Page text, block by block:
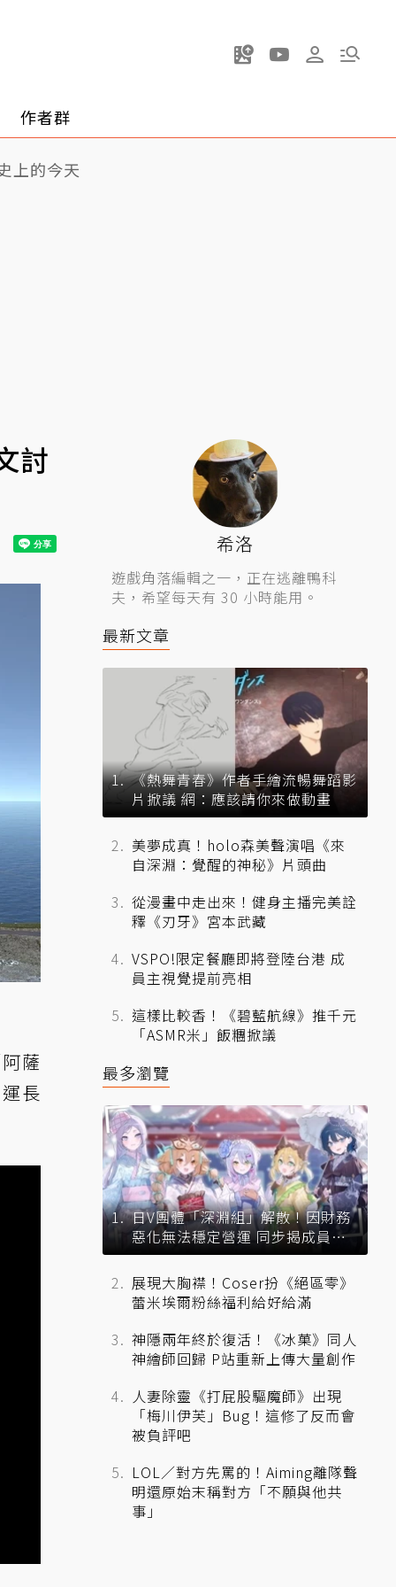
作者群
上的今天
討
薩
長
希洛
遊戲角落編輯之一，正在逃離鴨科
夫，希望每天有 30 小時能用。
最新文章
《熱舞青春》作者手繪流暢舞蹈影
片掀議 網：應該請你來做動畫
美夢成真！holo森美聲演唱《來
自深淵：覺醒的神秘》片頭曲
從漫畫中走出來！健身主播完美詮
釋《刃牙》宮本武藏
VSPO!限定餐廳即將登陸台港 成
員主視覺提前亮相
這樣比較香！《碧藍航線》推千元
「ASMR米」飯糰掀議
最多瀏覽
日V團體「深淵組」解散！因財務
惡化無法穩定營運 同步揭成員未
來去向
展現大胸襟！Coser扮《絕區零》
蕾米埃爾粉絲福利給好給滿
神隱兩年終於復活！《冰菓》同人
神繪師回歸 P站重新上傳大量創作
人妻除靈《打屁股驅魔師》出現
「梅川伊芙」Bug！這修了反而會
被負評吧
LOL／對方先罵的！Aiming離隊聲
明還原始末稱對方「不願與他共
事」